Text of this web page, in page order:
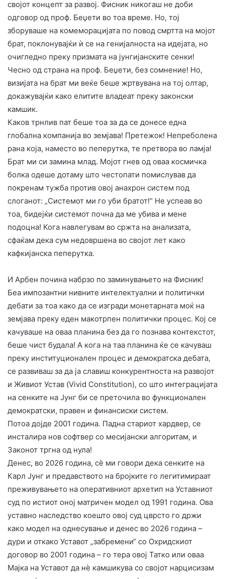
својот концепт за развој. Фисник никогаш не доби
одговор од проф. Беџети во тоа време. Но, тој
зборуваше на комеморацијата по повод смртта на мојот
брат, поклонувајќи ѝ се на генијалноста на идејата, но
очигледно преку призмата на јунгијанските сенки!
Чесно од страна на проф. Беџети, без сомнение! Но,
визијата на брат ми веќе беше жртвувана на тој олтар,
докажувајќи како елитите владеат преку законски
камшик.
​Каков трнлив пат беше тоа за да се донесе една
глобална компанија во земјава! Претежок! Непреболена
рана која, наместо во пеперутка, те претвора во ламја!
​Брат ми си замина млад. Мојот гнев од оваа космичка
болка одеше дотаму што честопати помислував да
покренам тужба против овој анахрон систем под
слоганот: „Системот ми го уби братот!“ Не успеав во
тоа, бидејќи системот почна да ме убива и мене
подоцна! Кога навлегувам во сржта на анализата,
сфаќам дека сум недовршена во својот лет како
кафкијанска пеперутка.
И Арбен почина набрзо по заминувањето на Фисник!
Беа импозантни нивните интелектуални и политички
дебати за тоа како да се изгради монетарната моќ на
земјава преку еден макотрпен политички процес. Кој се
качуваше на оваа планина без да го познава контекстот,
беше чист будала! А кога на таа планина ќе се качуваш
преку институционален процес и демократска дебата,
се развиваш за да ја славиш конкурентноста на развојот
и Живиот Устав (Vivid Constitution), со што интеграцијата
на сенките на Јунг би се преточила во функционален
демократски, правен и финансиски систем.
​Потоа дојде 2001 година. Падна стариот хардвер, се
инсталира нов софтвер со месијански алгоритам, и
Законот тргна од нула!
​Денес, во 2026 година, сè ми говори дека сенките на
Карл Јунг и предавството на бројките го легитимираат
преживувањето на оперативниот архетип на Уставниот
суд по истиот оној матричен модел од 1991 година. Ова
уставно наследство коешто овој суд цврсто го држи
како модел на однесување и денес во 2026 година –
дури и откако Уставот „забремени“ со Охридскиот
договор во 2001 година – го тера овој Татко или оваа
Мајка на Уставот да нè камшикува со својот нарцисизам